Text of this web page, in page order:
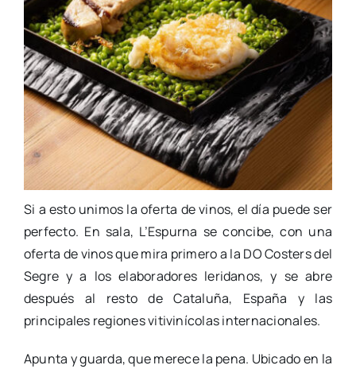
Si a esto unimos la oferta de vinos, el día puede ser
perfecto. En sala, L’Espurna se concibe, con una
oferta de vinos que mira primero a la DO Costers del
Segre y a los elaboradores leridanos, y se abre
después al resto de Cataluña, España y las
principales regiones vitivinícolas internacionales.
Apunta y guarda, que merece la pena. Ubicado en la